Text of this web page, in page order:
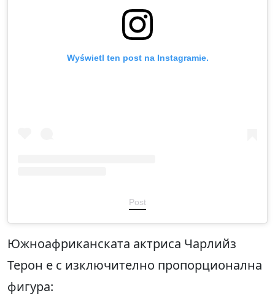
Wyświetl ten post na Instagramie.
Post
Южноафриканската актриса Чарлийз
Терон е с изключително пропорционална
фигура: